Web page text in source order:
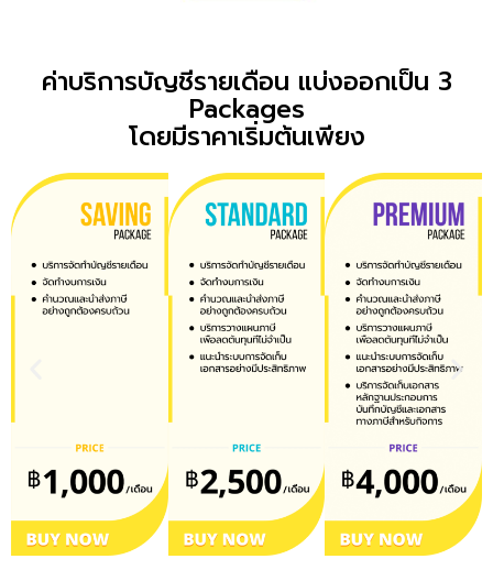
ค่าบริการบัญชีรายเดือน แบ่งออกเป็น 3
Packages
โดยมีราคาเริ่มต้นเพียง